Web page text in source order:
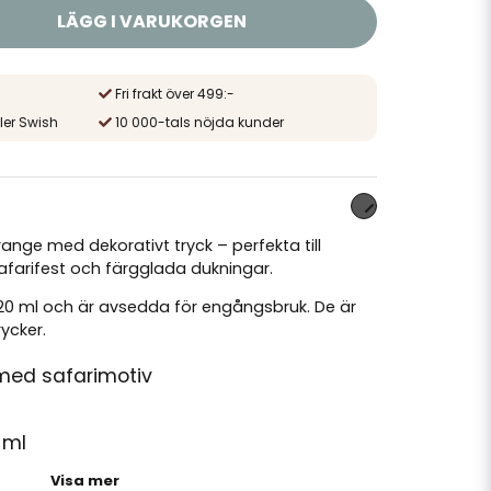
LÄGG I VARUKORGEN
Fri frakt över 499:-
Swish
10 000-tals nöjda kunder
med dekorativt tryck – perfekta till
och färgglada dukningar.
ml och är avsedda för engångsbruk. De är
safarimotiv
Visa mer